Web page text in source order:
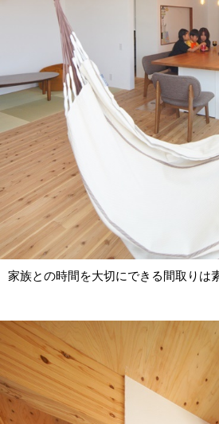
家族との時間を大切にできる間取りは